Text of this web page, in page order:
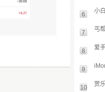
6 小
7 丐帮
8 爱
9
10 赏